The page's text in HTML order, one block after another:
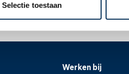
Selectie toestaan
Werken bij